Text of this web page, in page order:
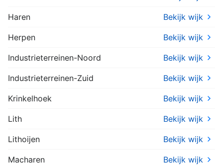
Haren Bekijk wijk
Herpen Bekijk wijk
Industrieterreinen-Noord Bekijk wijk
Industrieterreinen-Zuid Bekijk wijk
Krinkelhoek Bekijk wijk
Lith Bekijk wijk
Lithoijen Bekijk wijk
Macharen Bekijk wijk